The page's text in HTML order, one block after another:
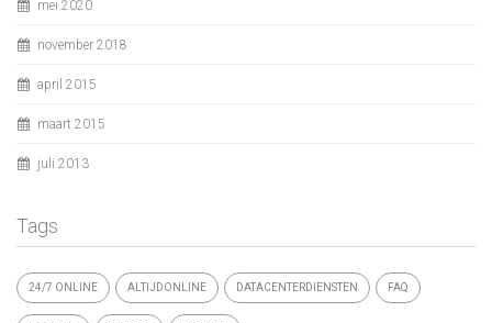
mei 2020
november 2018
april 2015
maart 2015
juli 2013
Tags
24/7 ONLINE ALTIJDONLINE DATACENTERDIENSTEN FAQ